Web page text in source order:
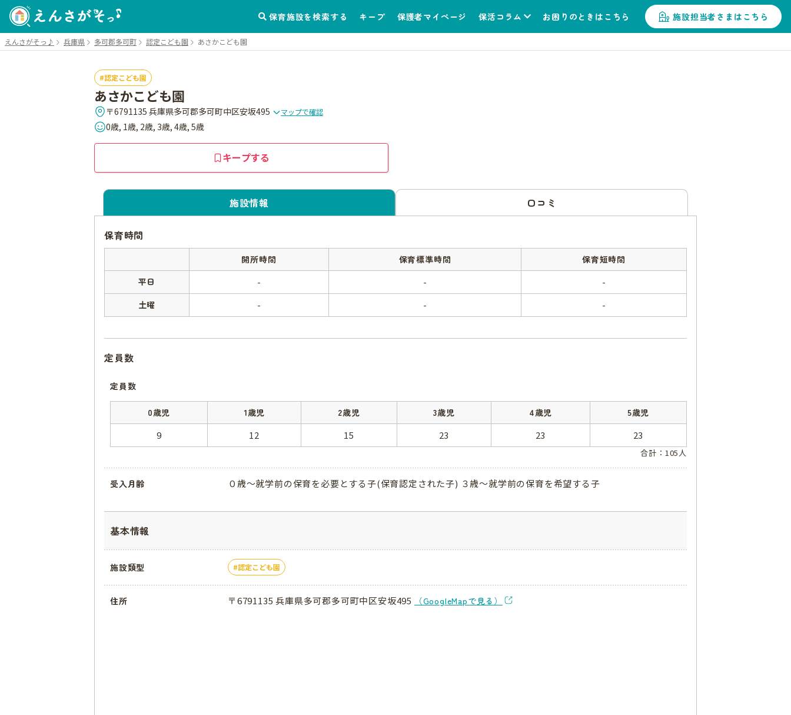
保育施設を検索する キープ 保護者マイページ 保活コラム お困りのときはこちら 施設担当者さまはこちら
えんさがそっ♪ 兵庫県 多可郡多可町 認定こども園 あさかこども園
認定こども園
あさかこども園
〒6791135 兵庫県多可郡多可町中区安坂495 マップで確認
0歳, 1歳, 2歳, 3歳, 4歳, 5歳
キープする
施設情報 口コミ
保育時間
開所時間 保育標準時間
保育短時間
平日
- - -
土曜 - - -
定員数
定員数
0歳児 1歳児 2歳児 3歳児 4歳児 5歳児
9 12 15 23 23 23
合計：105人
受入月齢 ０歳～就学前の保育を必要とする子(保育認定された子) ３歳～就学前の保育を希望する子
基本情報
施設類型 認定こども園
住所 〒6791135 兵庫県多可郡多可町中区安坂495 （GoogleMapで見る）